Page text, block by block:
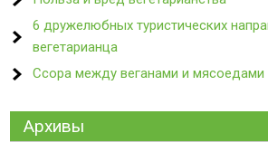
6 дружелюбных туристических
вегетарианца
Ссора между веганами и мясоедами
Архивы